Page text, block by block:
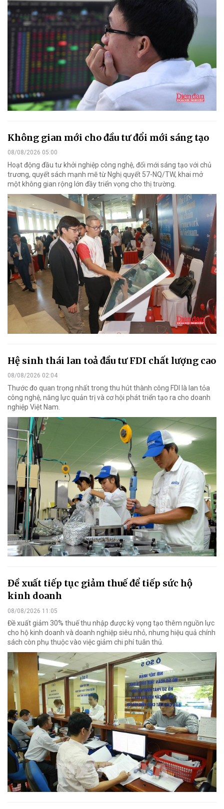
Không gian mới cho đầu tư đổi mới sáng tạo
08/08/2026 05:00
Hoạt động đầu tư khởi nghiệp công nghệ, đổi mới sáng tạo với chủ
trương, quyết sách mạnh mẽ từ Nghị quyết 57-NQ/TW, khai mở
một không gian rộng lớn đầy triển vọng cho thị trường.
Hệ sinh thái lan toả đầu tư FDI chất lượng cao
08/08/2026 02:04
Thước đo quan trọng nhất trong thu hút thành công FDI là lan tỏa
công nghệ, năng lực quản trị và cơ hội phát triển tạo ra cho doanh
nghiệp Việt Nam.
Đề xuất tiếp tục giảm thuế để tiếp sức hộ
kinh doanh
08/08/2026 11:05
Đề xuất giảm 30% thuế thu nhập được kỳ vọng tạo thêm nguồn lực
cho hộ kinh doanh và doanh nghiệp siêu nhỏ, nhưng hiệu quả chính
sách còn phụ thuộc vào việc giảm chi phí tuân thủ.